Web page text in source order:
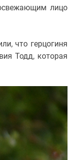
лицо
что герцогиня
Тодд, которая